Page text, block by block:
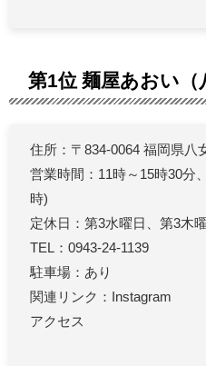
第1位 麺屋あおい（
住所：〒834-0064 福岡県八
営業時間：11時～15時30分
時)
定休日：第3水曜日、第3木
TEL：0943-24-1139
駐車場：あり
関連リンク：Instagram
アクセス